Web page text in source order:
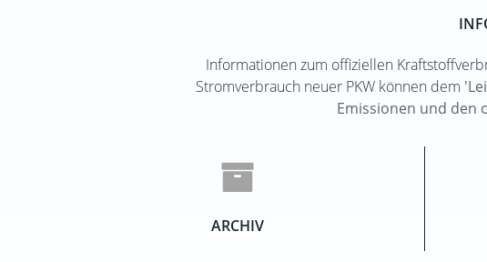
Informationen zum offiziellen
Stromverbrauch neuer PKW können dem
Emissionen und den
ARCHIV